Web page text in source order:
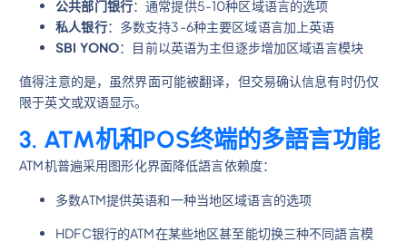
公共部门银行：通常提供5-10种区域语言的选项
私人银行：多数支持3-6种主要区域语言加上英语
SBI YONO：目前以英语为主但逐步增加区域语言模块
值得注意的是，虽然界面可能被翻译，但交易确认信息有时仍仅
限于英文或双语显示。
3. ATM机和POS终端的多語言功能
ATM机普遍采用图形化界面降低語言依赖度：
多数ATM提供英语和一种当地区域语言的选项
HDFC银行的ATM在某些地区甚至能切换三种不同語言模